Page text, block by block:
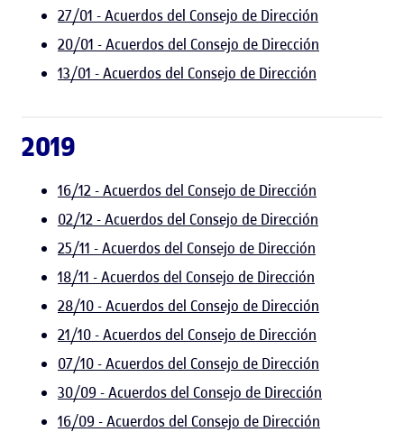
27/01 - Acuerdos del Consejo de Dirección
20/01 - Acuerdos del Consejo de Dirección
13/01 - Acuerdos del Consejo de Dirección
2019
16/12 - Acuerdos del Consejo de Dirección
02/12 - Acuerdos del Consejo de Dirección
25/11 - Acuerdos del Consejo de Dirección
18/11 - Acuerdos del Consejo de Dirección
28/10 - Acuerdos del Consejo de Dirección
21/10 - Acuerdos del Consejo de Dirección
07/10 - Acuerdos del Consejo de Dirección
30/09 - Acuerdos del Consejo de Dirección
16/09 - Acuerdos del Consejo de Dirección